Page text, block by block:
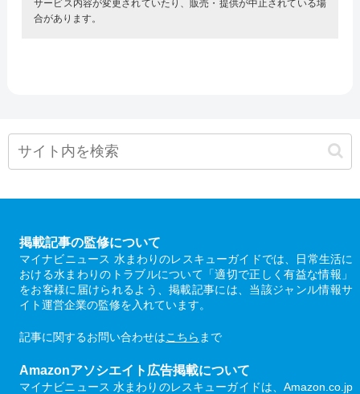
サービス内容が変更されていたり、販売・提供が中止されている場
合があります。
掲載記事の監修について
マイナビニュース 水まわりのレスキューガイドでは、日常生活に
おける水まわりのトラブルについて「適切で正しく有益な情報」
をお客様に届けられるよう、掲載記事には、当該ジャンル情報サ
イト運営企業の監修を入れています。
記事に関するお問い合わせはこちら まで
Amazonアソシエイト広告掲載について
マイナビニュース 水まわりのレスキューガイドは、Amazon.co.jp